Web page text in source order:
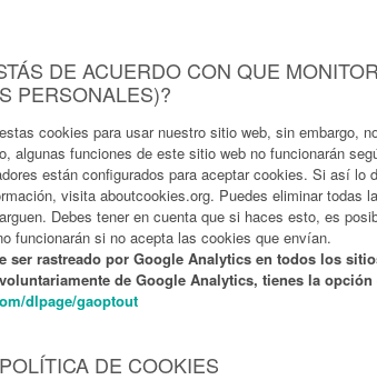
DE ACUERDO CON QUE
PERSONALES)?
cookies para usar nuestro sitio web, sin embargo,
algunas funciones de este sitio web no funcionarán
están configurados para aceptar cookies. Si así
visita aboutcookies.org. Puedes eliminar
Debes tener en cuenta que si haces esto, es
funcionarán si no acepta las cookies que envían.
ser rastreado por Google Analytics en todos los
de Google Analytics, tienes la
dlpage/gaoptout
DE COOKIES